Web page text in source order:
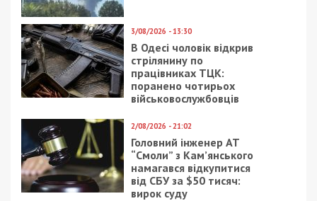
3/08/2026 - 13:30
В Одесі чоловік відкрив
стрілянину по
працівниках ТЦК:
поранено чотирьох
військовослужбовців
2/08/2026 - 21:02
Головний інженер АТ
“Смоли” з Кам’янського
намагався відкупитися
від СБУ за $50 тисяч:
вирок суду